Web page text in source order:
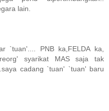
lain.
`tuan'.... PNB ka,FELDA ka,
syarikat MAS saja tak
cadang `tuan' `tuan' baru